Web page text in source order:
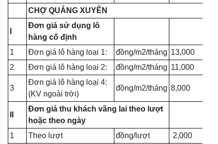
CHỢ QUẢNG XUYÊN
Đơn giá sử dụng lô
hàng cố định
1
Đơn giá lô hàng loại 1: đồng/m2/tháng 13,000
2
Đơn giá lô hàng loại 2: đồng/m2/tháng 11,000
3
Đơn giá lô hàng loại 4:
(KV ngoài trời)
đồng/m2/tháng 8,000
Đơn giá thu khách vãng lai theo lượt
hoặc theo ngày
1
Theo lượt đồng/lượt
2,000